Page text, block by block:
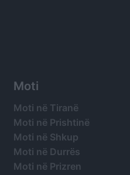
Moti
Moti në Tiranë
Moti në Prishtinë
Moti në Shkup
Moti në Durrës
Moti në Prizren